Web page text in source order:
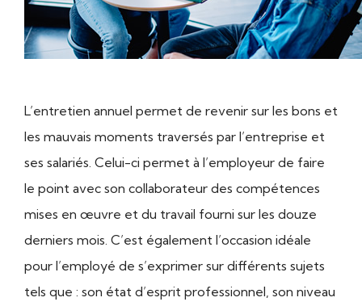
L’entretien annuel permet de revenir sur les bons et
les mauvais moments traversés par l’entreprise et
ses salariés. Celui-ci permet à l’employeur de faire
le point avec son collaborateur des compétences
mises en œuvre et du travail fourni sur les douze
derniers mois. C’est également l’occasion idéale
pour l’employé de s’exprimer sur différents sujets
tels que : son état d’esprit professionnel, son niveau